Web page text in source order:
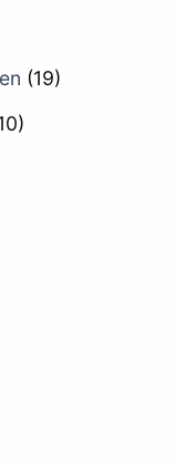
(19)